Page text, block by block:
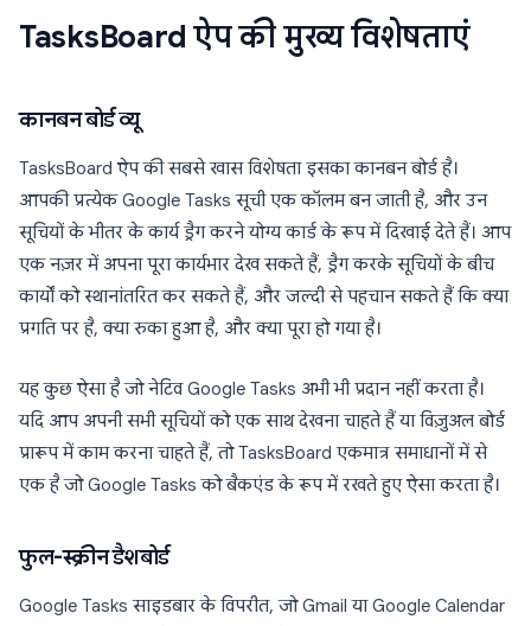
TasksBoard ऐप की मुख्य विशेषताएं
कानबन बोर्ड व्यू
TasksBoard ऐप की सबसे खास विशेषता इसका कानबन बोर्ड है।
आपकी प्रत्येक Google Tasks सूची एक कॉलम बन जाती है, और उन
सूचियों के भीतर के कार्य ड्रैग करने योग्य कार्ड के रूप में दिखाई देते हैं। आप
एक नज़र में अपना पूरा कार्यभार देख सकते हैं, ड्रैग करके सूचियों के बीच
कार्यों को स्थानांतरित कर सकते हैं, और जल्दी से पहचान सकते हैं कि क्या
प्रगति पर है, क्या रुका हुआ है, और क्या पूरा हो गया है।
यह कुछ ऐसा है जो नेटिव Google Tasks अभी भी प्रदान नहीं करता है।
यदि आप अपनी सभी सूचियों को एक साथ देखना चाहते हैं या विज़ुअल बोर्ड
प्रारूप में काम करना चाहते हैं, तो TasksBoard एकमात्र समाधानों में से
एक है जो Google Tasks को बैकएंड के रूप में रखते हुए ऐसा करता है।
फुल-स्क्रीन डैशबोर्ड
Google Tasks साइडबार के विपरीत, जो Gmail या Google Calendar